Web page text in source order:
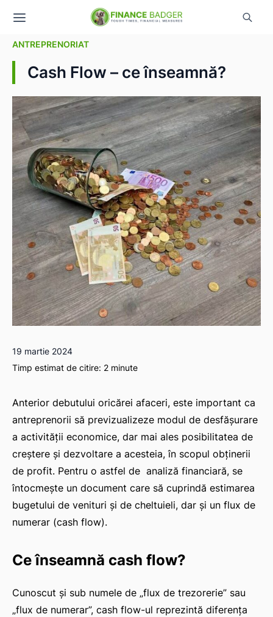
ANTREPRENORIAT
Cash Flow – ce înseamnă?
19 martie 2024
Timp estimat de citire: 2 minute
Anterior debutului oricărei afaceri, este important ca
antreprenorii să previzualizeze modul de desfășurare
a activității economice, dar mai ales posibilitatea de
creștere și dezvoltare a acesteia, în scopul obținerii
de profit. Pentru o astfel de analiză financiară, se
întocmește un document care să cuprindă estimarea
bugetului de venituri și de cheltuieli, dar și un flux de
numerar (cash flow).
Ce înseamnă cash flow?
Cunoscut și sub numele de „flux de trezorerie” sau
„flux de numerar”, cash flow-ul reprezintă diferența